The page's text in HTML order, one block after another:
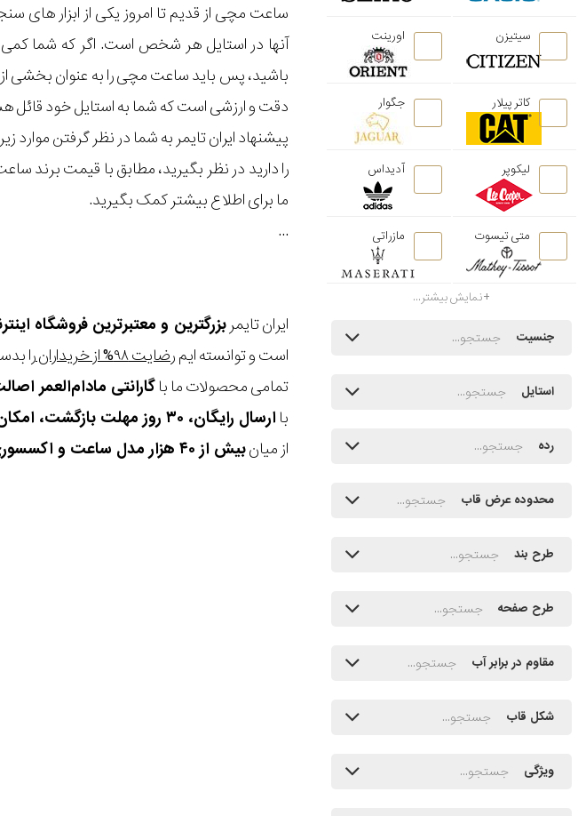
ساعت مچی از قدیم تا امروز یکی از ابزار
آنها در استایل هر شخص است. اگر که شما
باشید، پس باید ساعت مچی را به عنوان بخشی
دقت و ارزشی است که شما به استایل خود قائل
پیشنهاد ایران تایمر به شما در نظر گرفتن
را دارید در نظر بگیرید، مطابق با قیمت برند
ما برای اطلاع بیشتر کمک بگیرید.
...
ایران تایمربزرگترین و معتبرترین فروشگاه
است و توانسته ایمرضایت ۹۸% از خریداران
را
تمامی محصولات ما باگارانتی مادام‌العمر اصالت، ۵ سال ضمانت موتور و ۱۰ سال تعویض
باارسال رایگان، ۳۰ روز مهلت بازگشت، امکان خرید حضوری و انتخاب بین ۳ محصول
از میانبیش از ۴۰ هزار مدل ساعت و اکسسوری اورجینال
سیتیزن اورینت
کاتر پیلار جگوار
لیکوپر آدیداس
متی تیسوت مازراتی
نمایش بیشتر...
جنسیت
استایل
رده
محدوده عرض قاب
طرح بند
طرح صفحه
مقاوم در برابر آب
شکل قاب
ویژگی